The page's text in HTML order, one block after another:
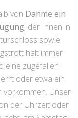
von Dahme ein
, der Ihnen in
sowie
hält immer
eine zugefallen
oder etwa ein
vorkommen. Unser
der Uhrzeit oder